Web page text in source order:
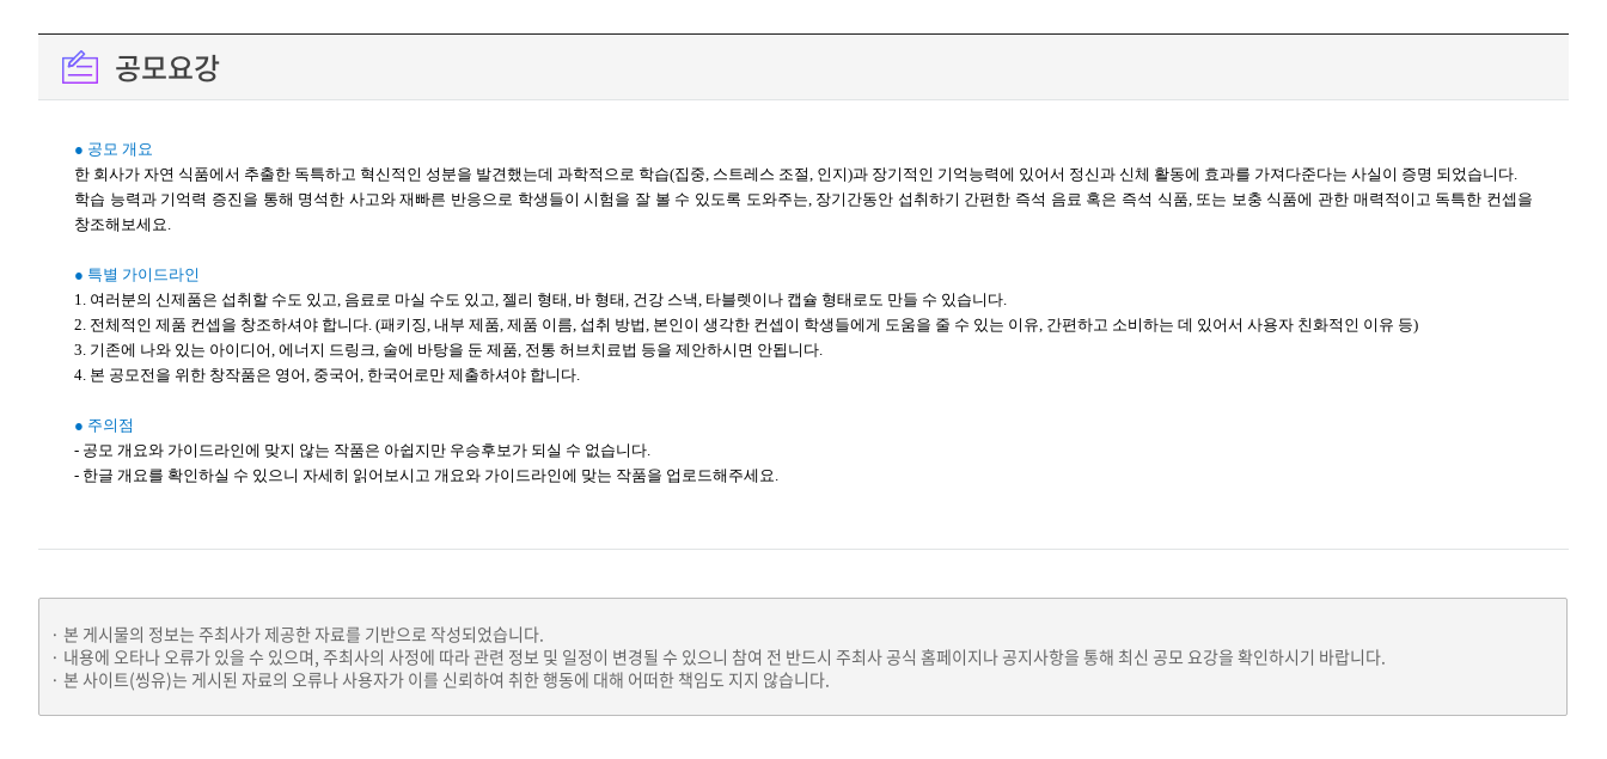
공모요강
● 공모 개요
한 회사가 자연 식품에서 추출한 독특하고 혁신적인 성분을 발견했는데 과학적으로 학습(집중, 스트레스 조절, 인지)과 장기적인 기억능력에 있어서 정신과 신체 활동에 효과를 가져다준다는 사실이 증명 되었습니다.
학습 능력과 기억력 증진을 통해 명석한 사고와 재빠른 반응으로 학생들이 시험을 잘 볼 수 있도록 도와주는, 장기간동안 섭취하기 간편한 즉석 음료 혹은 즉석 식품, 또는 보충 식품에 관한 매력적이고 독특한 컨셉을
창조해보세요.
● 특별 가이드라인
1. 여러분의 신제품은 섭취할 수도 있고, 음료로 마실 수도 있고, 젤리 형태, 바 형태, 건강 스낵, 타블렛이나 캡슐 형태로도 만들 수 있습니다.
2. 전체적인 제품 컨셉을 창조하셔야 합니다. (패키징, 내부 제품, 제품 이름, 섭취 방법, 본인이 생각한 컨셉이 학생들에게 도움을 줄 수 있는 이유, 간편하고 소비하는 데 있어서 사용자 친화적인 이유 등)
3. 기존에 나와 있는 아이디어, 에너지 드링크, 술에 바탕을 둔 제품, 전통 허브치료법 등을 제안하시면 안됩니다.
4. 본 공모전을 위한 창작품은 영어, 중국어, 한국어로만 제출하셔야 합니다.
● 주의점
- 공모 개요와 가이드라인에 맞지 않는 작품은 아쉽지만 우승후보가 되실 수 없습니다.
- 한글 개요를 확인하실 수 있으니 자세히 읽어보시고 개요와 가이드라인에 맞는 작품을 업로드해주세요.
본 게시물의 정보는 주최사가 제공한 자료를 기반으로 작성되었습니다.
내용에 오타나 오류가 있을 수 있으며, 주최사의 사정에 따라 관련 정보 및 일정이 변경될 수 있으니 참여 전 반드시 주최사 공식 홈페이지나 공지사항을 통해 최신 공모 요강을 확인하시기 바랍니다.
본 사이트(씽유)는 게시된 자료의 오류나 사용자가 이를 신뢰하여 취한 행동에 대해 어떠한 책임도 지지 않습니다.